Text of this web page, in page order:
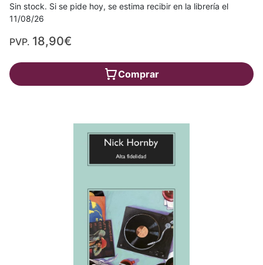
Sin stock. Si se pide hoy, se estima recibir en la librería el
11/08/26
PVP. 18,90€
Comprar